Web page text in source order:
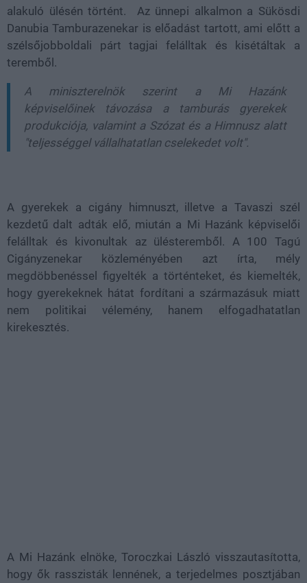
alakuló ülésén történt. Az ünnepi alkalmon a Sükösdi
Danubia Tamburazenekar is előadást tartott, ami előtt a
szélsőjobboldali párt tagjai felálltak és kisétáltak a
teremből.
A miniszterelnök szerint a Mi Hazánk
képviselőinek távozása a tamburás gyerekek
produkciója, valamint a Szózat és a Himnusz alatt
"teljességgel vállalhatatlan cselekedet volt".
A gyerekek a cigány himnuszt, illetve a Tavaszi szél
kezdetű dalt adták elő, miután a Mi Hazánk képviselői
felálltak és kivonultak az ülésteremből. A 100 Tagú
Cigányzenekar közleményében azt írta, mély
megdöbbenéssel figyelték a történteket, és kiemelték,
hogy gyerekeknek hátat fordítani a származásuk miatt
nem politikai vélemény, hanem elfogadhatatlan
kirekesztés.
A Mi Hazánk elnöke, Toroczkai László visszautasította,
hogy ők rasszisták lennének, a terjedelmes posztjában